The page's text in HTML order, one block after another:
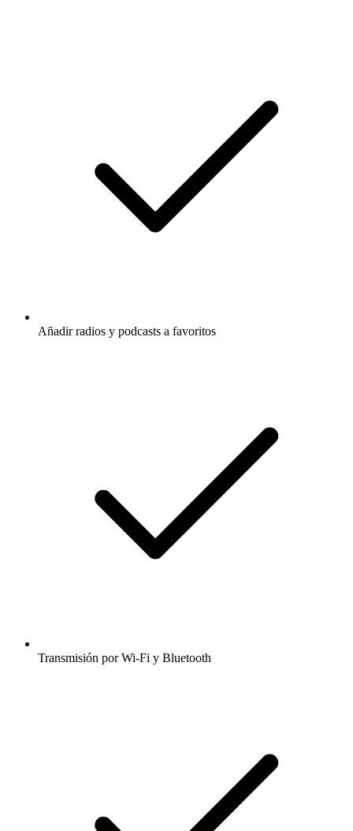
Añadir radios y podcasts a favoritos
Transmisión por Wi-Fi y Bluetooth